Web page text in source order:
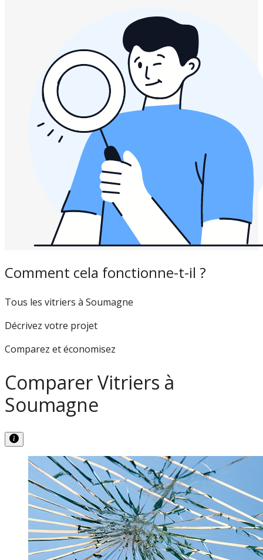
Comment cela fonctionne-t-il ?
Tous les vitriers à Soumagne
Décrivez votre projet
Comparez et économisez
Comparer Vitriers à
Soumagne